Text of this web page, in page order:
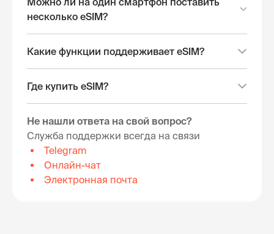
несколько eSIM?
Какие функции поддерживает eSIM?
Где купить eSIM?
Не нашли ответа на свой вопрос?
Служба поддержки всегда на связи
Telegram
Онлайн-чат
Электронная почта